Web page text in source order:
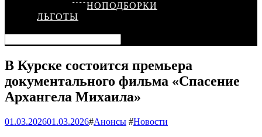
КИНОПОДБОРКИ
ЛЬГОТЫ
В Курске состоится премьера
документального фильма «Спасение
Архангела Михаила»
01.03.202601.03.2026#Анонсы #Новости